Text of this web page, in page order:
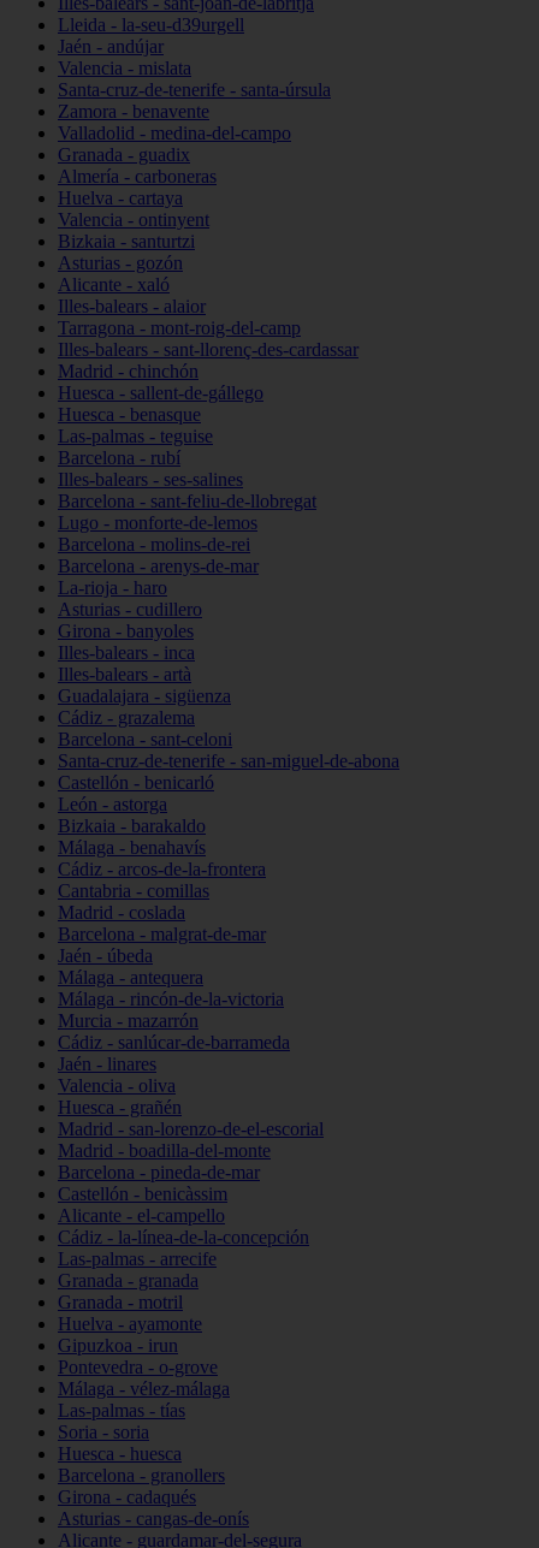
Lleida - la-seu-d39urgell
Jaén - andújar
Valencia - mislata
Santa-cruz-de-tenerife - santa-úrsula
Zamora - benavente
Valladolid - medina-del-campo
Granada - guadix
Almería - carboneras
Huelva - cartaya
Valencia - ontinyent
Bizkaia - santurtzi
Asturias - gozón
Alicante - xaló
Illes-balears - alaior
Tarragona - mont-roig-del-camp
Illes-balears - sant-llorenç-des-cardassar
Madrid - chinchón
Huesca - sallent-de-gállego
Huesca - benasque
Las-palmas - teguise
Barcelona - rubí
Illes-balears - ses-salines
Barcelona - sant-feliu-de-llobregat
Lugo - monforte-de-lemos
Barcelona - molins-de-rei
Barcelona - arenys-de-mar
La-rioja - haro
Asturias - cudillero
Girona - banyoles
Illes-balears - inca
Illes-balears - artà
Guadalajara - sigüenza
Cádiz - grazalema
Barcelona - sant-celoni
Santa-cruz-de-tenerife - san-miguel-de-abona
Castellón - benicarló
León - astorga
Bizkaia - barakaldo
Málaga - benahavís
Cádiz - arcos-de-la-frontera
Cantabria - comillas
Madrid - coslada
Barcelona - malgrat-de-mar
Jaén - úbeda
Málaga - antequera
Málaga - rincón-de-la-victoria
Murcia - mazarrón
Cádiz - sanlúcar-de-barrameda
Jaén - linares
Valencia - oliva
Huesca - grañén
Madrid - san-lorenzo-de-el-escorial
Madrid - boadilla-del-monte
Barcelona - pineda-de-mar
Castellón - benicàssim
Alicante - el-campello
Cádiz - la-línea-de-la-concepción
Las-palmas - arrecife
Granada - granada
Granada - motril
Huelva - ayamonte
Gipuzkoa - irun
Pontevedra - o-grove
Málaga - vélez-málaga
Las-palmas - tías
Soria - soria
Huesca - huesca
Barcelona - granollers
Girona - cadaqués
Asturias - cangas-de-onís
Alicante - guardamar-del-segura